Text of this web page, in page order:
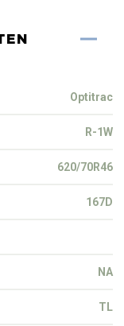
Optitrac
R-1W
620/70R46
167D
NA
TL